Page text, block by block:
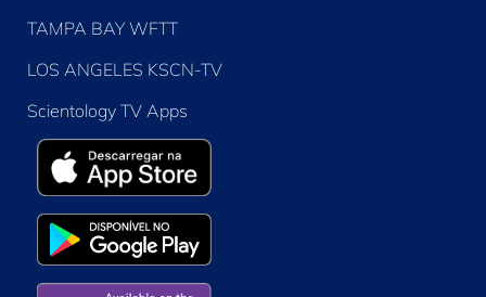
TAMPA BAY WFTT
LOS ANGELES KSCN-TV
Scientology TV Apps